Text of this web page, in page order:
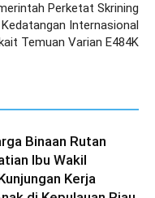
Perketat Skrining
Kedatangan Internasional
Temuan Varian E484K
Binaan Rutan
Ibu Wakil
Kerja